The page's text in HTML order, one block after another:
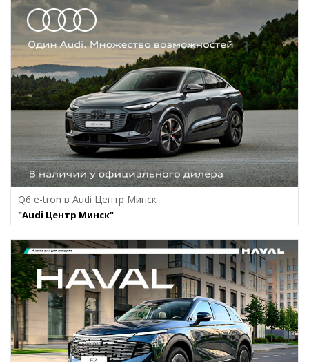
Q6 e-tron в Audi Центр Минск
"Audi Центр Минск"